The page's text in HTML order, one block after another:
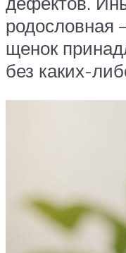
родословная
щенок
без каких-